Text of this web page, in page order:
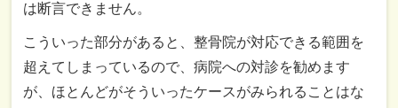
は断言できません。
こういった部分があると、整骨院が対応できる範囲を
超えてしまっているので、病院への対診を勧めます
が、ほとんどがそういったケースがみられることはな